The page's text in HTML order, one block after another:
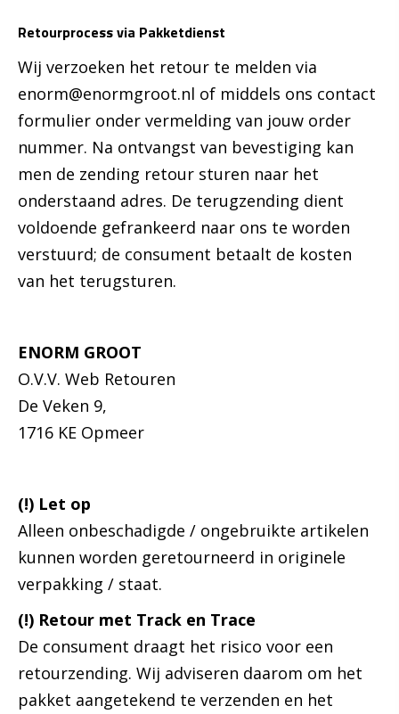
Retourprocess via Pakketdienst
Wij verzoeken het retour te melden via
enorm@enormgroot.nl of middels ons contact
formulier onder vermelding van jouw order
nummer. Na ontvangst van bevestiging kan
men de zending retour sturen naar het
onderstaand adres. De terugzending dient
voldoende gefrankeerd naar ons te worden
verstuurd; de consument betaalt de kosten
van het terugsturen.​
ENORM GROOT
O.V.V. Web Retouren
De Veken 9,
1716 KE Opmeer
(!) Let op
Alleen onbeschadigde / ongebruikte artikelen
kunnen worden geretourneerd in originele
verpakking / staat.
(!) Retour met Track en Trace
De consument draagt het risico voor een
retourzending. Wij adviseren daarom om het
pakket aangetekend te verzenden en het